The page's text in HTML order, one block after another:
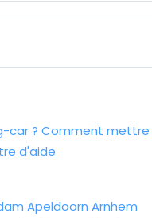
car ? Comment mettre
d'aide
Apeldoorn Arnhem